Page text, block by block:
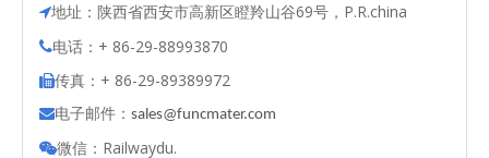
地址：陕西省西安市高新区瞪羚山谷69号，P.R.china
电话：+ 86-29-88993870
传真：+ 86-29-89389972
电子邮件： sales@funcmater.com
微信：Railwaydu.